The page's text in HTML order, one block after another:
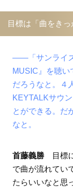
目標は「曲をき
――「サンライ
MUSIC』を聴
だろうなと。４
KEYTALKサウ
とができる。だ
なと。
首藤義勝
目標
で曲が流れてい
たらいいなと思